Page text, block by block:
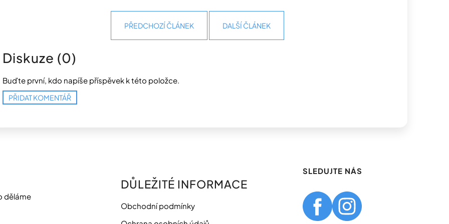
PŘEDCHOZÍ ČLÁNEK DALŠÍ ČLÁNEK
Diskuze (0)
Buďte první, kdo napíše příspěvek k této položce.
PŘIDAT KOMENTÁŘ
děláme
DŮLEŽITÉ INFORMACE
Obchodní podmínky
SLEDUJTE NÁS